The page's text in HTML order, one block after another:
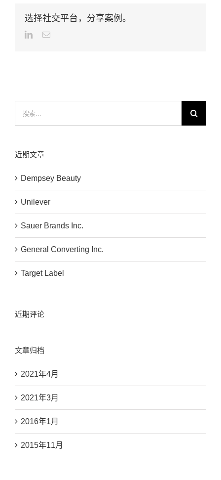
选择社交平台，分享案例。
LinkedInEmail
近期文章
Dempsey Beauty
Unilever
Sauer Brands Inc.
General Converting Inc.
Target Label
近期评论
文章归档
2021年4月
2021年3月
2016年1月
2015年11月